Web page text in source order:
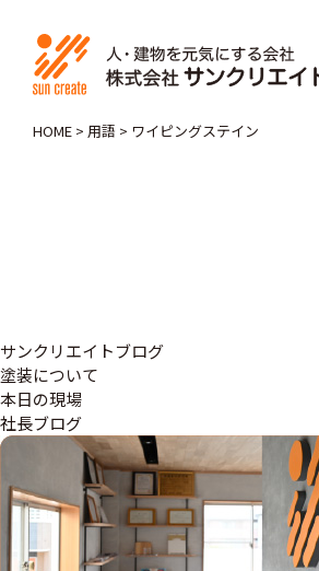
HOME > 用語 > ワイピングステイン
サンクリエイトブログ
塗装について
本日の現場
社長ブログ